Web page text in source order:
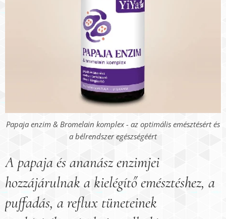
Papaja enzim & Bromelain komplex - az optimális emésztésért és
a bélrendszer egészségéért
A papaja és ananász enzimjei
hozzájárulnak a kielégítő emésztéshez, a
puffadás, a reflux tüneteinek